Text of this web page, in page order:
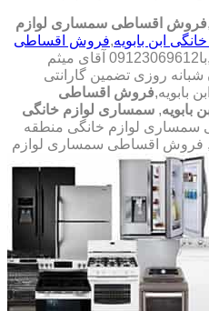
,فروش اقساطی سمساری لوازم
ابن بابویه,فروش اقساطی
,با
09123069612 آقای میثم
روزی تضمین گارانتی
بابویه,فروش اقساطی
بابویه, سمساری لوازم خانگی
لوازم خانگی منطقه
فروش اقساطی سمساری لوازم